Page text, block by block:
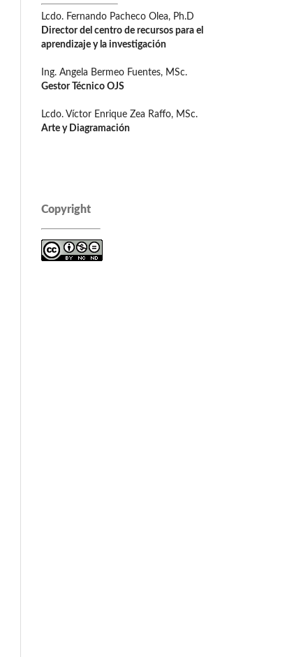
Lcdo. Fernando Pacheco Olea, Ph.D
Director del centro de recursos para el
aprendizaje y la investigación
Ing. Angela Bermeo Fuentes, MSc.
Gestor Técnico OJS
Lcdo. Víctor Enrique Zea Raffo, MSc.
Arte y Diagramación
Copyright